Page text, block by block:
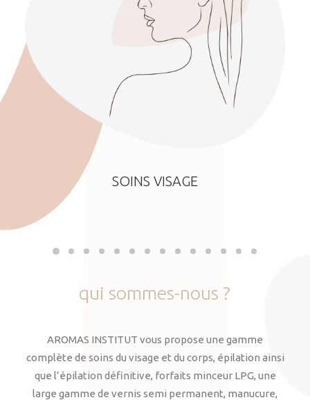
SOINS VISAGE
qui sommes-nous ?
AROMAS INSTITUT vous propose une gamme
complète de soins du visage et du corps, épilation ainsi
que l’épilation définitive, forfaits minceur LPG, une
large gamme de vernis semi permanent, manucure,